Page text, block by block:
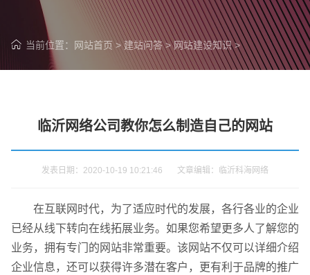
当前位置： 网站首页 >建站问答>网站建设知识>
临沂网络公司教你怎么制造自己的网站
发表日期：2020-10-19 10:21:46 文章编辑：临沂科海网络
在互联网时代，为了适应时代的发展，各行各业的企业
已经从线下转向在线拓展业务。如果您希望更多人了解您的
业务，拥有专门的网站非常重要。该网站不仅可以详细介绍
企业信息，还可以获得许多潜在客户，更有利于品牌的推广